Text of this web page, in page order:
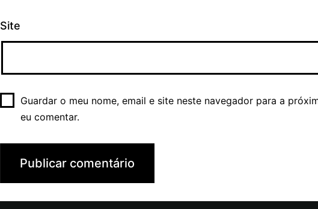
Site
Guardar o meu nome, email e site neste navegador para a
eu comentar.